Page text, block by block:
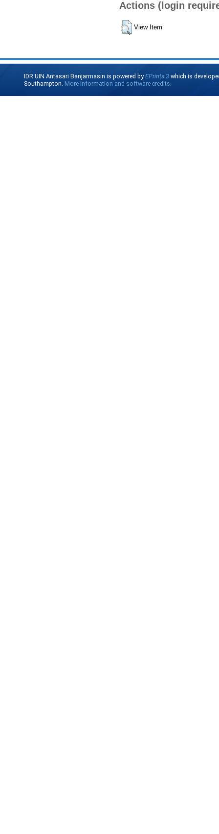
Actions (login
View Item
IDR UIN Antasari Banjarmasin is powered byEPrints 3 which is
Southampton. More information and software credits.